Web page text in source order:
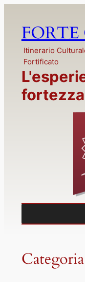
contenuto
Itinerario
Fortificato
fortezza